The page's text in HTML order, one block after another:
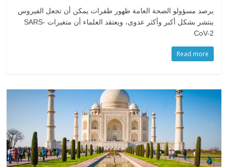
يرصد مسؤولو الصحة العامة ظهور طفرات يمكن أن تجعل الفيروس
ينتشر بشكل أكبر وأكثر عدوى، ويعتقد العلماء أن متغيرات SARS-
CoV-2
Read more